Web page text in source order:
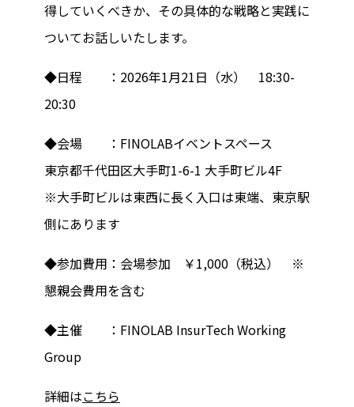
得していくべきか、その具体的な戦略と実践に
ついてお話しいたします。
◆日程 ：2026年1月21日（水） 18:30-
20:30
◆会場 ：FINOLABイベントスペース
東京都千代田区大手町1-6-1 大手町ビル4F
※大手町ビルは東西に長く入口は東端、東京駅
側にあります
◆参加費用：会場参加 ￥1,000（税込） ※
懇親会費用を含む
◆主催 ：FINOLAB InsurTech Working
Group
詳細はこちら